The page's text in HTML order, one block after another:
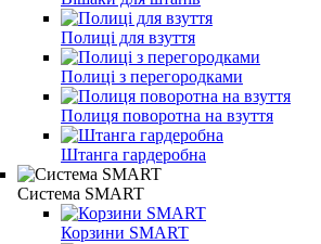
Полиці для взуття
Полиці з перегородками
Полиця поворотна на взуття
Штанга гардеробна
Система SMART
Корзини SMART